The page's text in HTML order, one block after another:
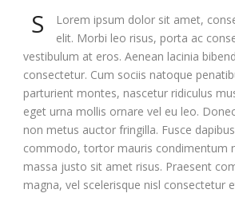
S
Lorem ipsum dolor sit amet,
elit. Morbi leo risus, porta ac
vestibulum at eros. Aenean lacinia
consectetur. Cum sociis natoque
parturient montes, nascetur ridiculus
eget urna mollis ornare vel eu leo.
non metus auctor fringilla. Fusce
commodo, tortor mauris condimentum
massa justo sit amet risus. Praesent
magna, vel scelerisque nisl consectetur